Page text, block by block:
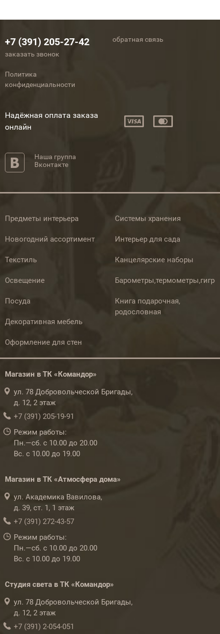
+7 (391) 205-27-42
заказать звонок
обратная связь
Политика
конфиденциальности
Надёжная оплата заказа
онлайн
Наша группа
Вконтакте
Предметы интерьера
Новогодний ассортимент
Текстиль
Освещение
Посуда
Декоративная мебель
Оформление для стен
Системы хранения
Интерьер для сада
Канцелярские наборы
Книга подарочная,
родословная
Магазин в ТК «Командор»
ул. 78 Добровольческой Бригады,
д. 12, 2 этаж
+7 (391) 205-19-91
Режим работы:
Пн.—сб. с 10.00 до 20.00
Вс. с 10.00 до 19.00
Магазин в ТК «Атмосфера дома»
ул. Академика Вавилова,
д. 39, ст. 1, 1 этаж
+7 (391) 272-43-57
Режим работы:
Пн.—сб. с 10.00 до 20.00
Вс. с 10.00 до 19.00
Студия света в ТК «Командор»
ул. 78 Добровольческой Бригады,
д. 12, 2 этаж
+7 (391) 2-054-051